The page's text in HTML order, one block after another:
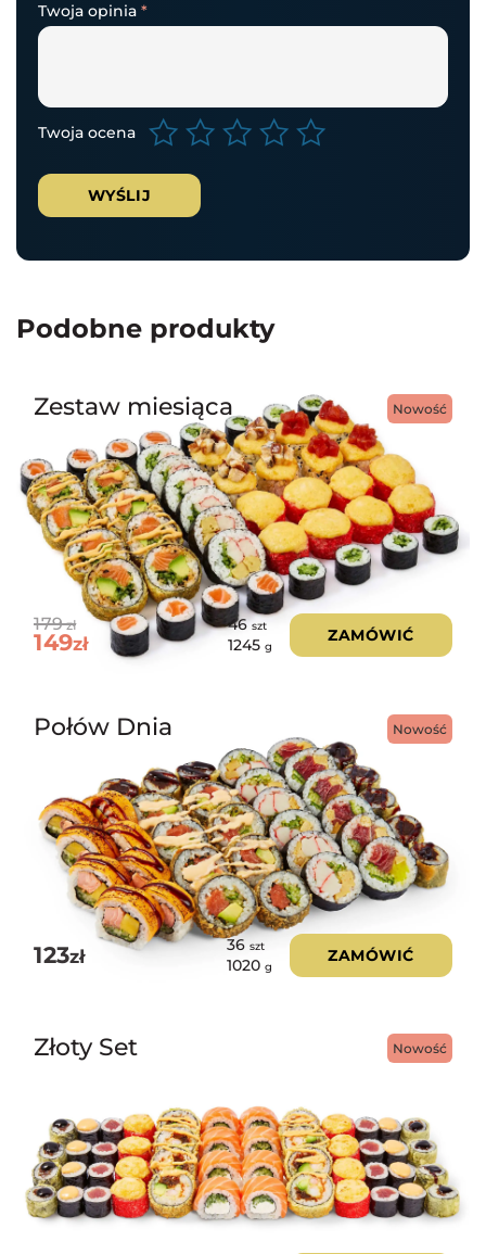
Twoja ocena
Twoja opinia *
Podobne produkty
Nowość
Zestaw miesiąca
179zł
149zł
46szt
1245 g
ZAMÓWIĆ
Nowość
Połów Dnia
123zł
36 szt
1020 g
ZAMÓWIĆ
Nowość
Złoty Set